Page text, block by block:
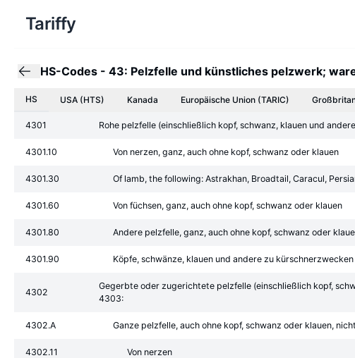
Tariffy
HS-Codes - 43: Pelzfelle und künstliches pelzwerk;
HS USA (HTS) Kanada Europäische Union (TARIC)
4301 Rohe pelzfelle (einschließlich kopf, schwanz, klauen und
4301.10 Von nerzen, ganz, auch ohne kopf, schwanz oder klauen
4301.30 Of lamb, the following: Astrakhan, Broadtail, Caracul,
4301.60 Von füchsen, ganz, auch ohne kopf, schwanz oder klauen
4301.80 Andere pelzfelle, ganz, auch ohne kopf, schwanz oder
4301.90 Köpfe, schwänze, klauen und andere zu
4302
Gegerbte oder zugerichtete pelzfelle (einschließlich kopf,
4303:
4302.A Ganze pelzfelle, auch ohne kopf, schwanz oder klauen,
4302.11 Von nerzen